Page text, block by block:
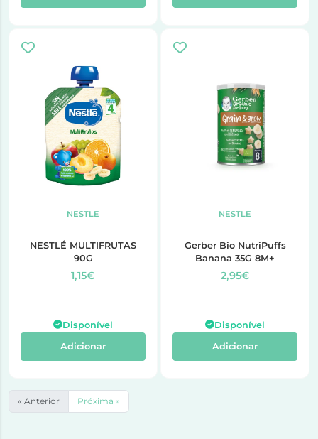
NESTLE
NESTLÉ MULTIFRUTAS
90G
1,15€
Disponível
Adicionar
NESTLE
Gerber Bio NutriPuffs
Banana 35G 8M+
2,95€
Disponível
Adicionar
« Anterior Próxima »